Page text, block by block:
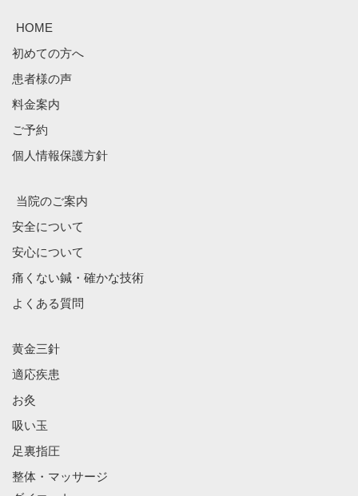
HOME
初めての方へ
患者様の声
料金案内
ご予約
個人情報保護方針
当院のご案内
安全について
安心について
痛くない鍼・確かな技術
よくある質問
黄金三針
適応疾患
お灸
吸い玉
足裏指圧
整体・マッサージ